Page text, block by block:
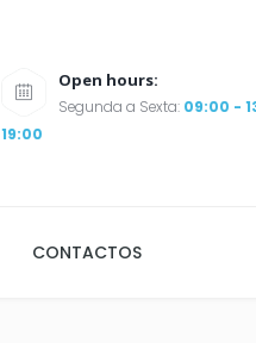
Open hours:
Segunda a Sexta: 09:00 -
19:00
CONTACTOS